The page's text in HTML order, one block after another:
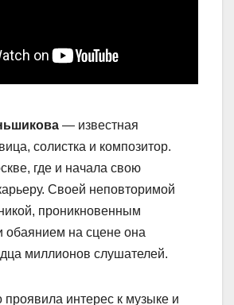
— известная
солистка и композитор.
где и начала свою
Своей неповторимой
проникновенным
обаянием на сцене она
миллионов слушателей.
интерес к музыке и